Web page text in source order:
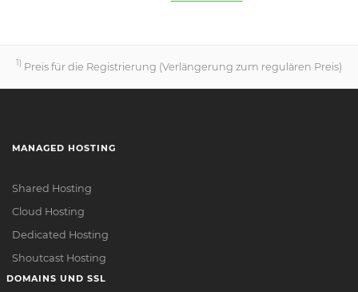
1) Preis für die Registrierung (Verlängerung zum regulären Preis)
MANAGED HOSTING
Shared Hosting
Cloud Hosting
Dedicated Hosting
Shoutcast Hosting
DOMAINS UND SSL